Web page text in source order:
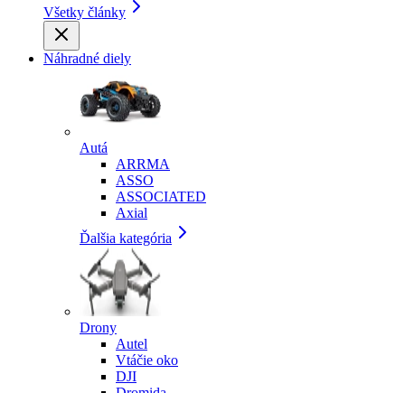
Všetky články
Náhradné diely
Autá
ARRMA
ASSO
ASSOCIATED
Axial
Ďalšia kategória
Drony
Autel
Vtáčie oko
DJI